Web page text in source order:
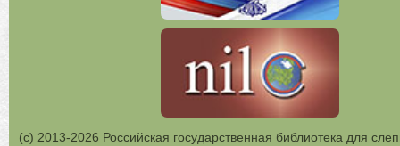
(с) 2013-2026 Российская государственная библиотека для